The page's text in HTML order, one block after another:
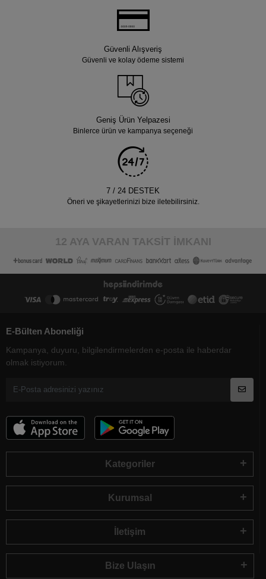
Güvenli Alışveriş
Güvenli ve kolay ödeme sistemi
Geniş Ürün Yelpazesi
Binlerce ürün ve kampanya seçeneği
7 / 24 DESTEK
Öneri ve şikayetlerinizi bize iletebilirsiniz.
12 AYA VARAN TAKSİT İMKANI
E-Bülten Aboneliği
Kampanya, duyuru, bilgilendirmelerden e-posta ile haberdar
olmak istiyorum.
Kategoriler
Kurumsal
İletişim
Bize Ulaşın